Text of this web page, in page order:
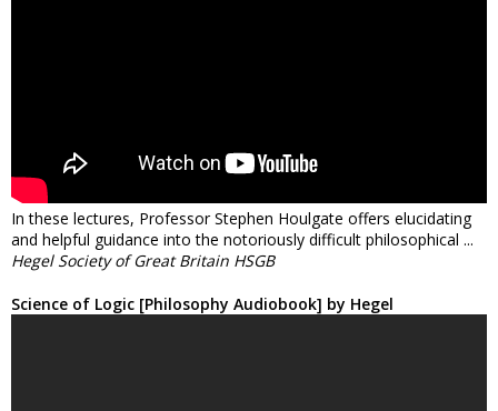
In these lectures, Professor Stephen Houlgate offers elucidating
and helpful guidance into the notoriously difficult philosophical ...
Hegel Society of Great Britain HSGB
Science of Logic [Philosophy Audiobook] by Hegel